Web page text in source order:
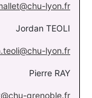
lyon.fr
Jordan TEOLI
lyon.fr
Pierre RAY
grenoble.fr